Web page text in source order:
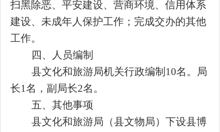
扫黑除恶、 平安建设、 营商环境、信用体系
建设、未成年人保护工作 ； 完成交办的其他
工作。
四、人员编制
县文化和旅游局机关行政编制 10名。局
长1名，副局长2名。
五、其他事项
县文化和旅游局（县文物局）下设县博